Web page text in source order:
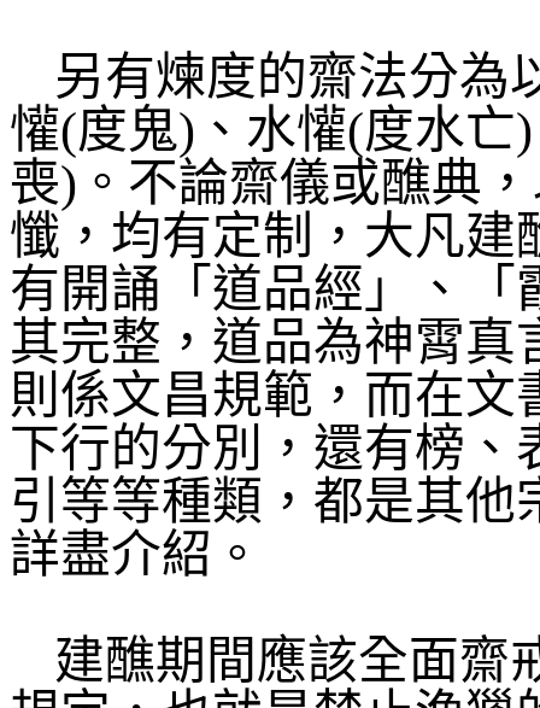
另有煉度的齋法分為
懽(度鬼) 、水懽(度水亡)
喪) 。不論齋儀或醮典
懺，均有定制，大凡建
有開誦「道品經」、「
其完整，道品為神霄真
則係文昌規範，而在
下行的分別，還有榜、
引等等種類，都是其
詳盡介紹。
建醮期間應該全面齋